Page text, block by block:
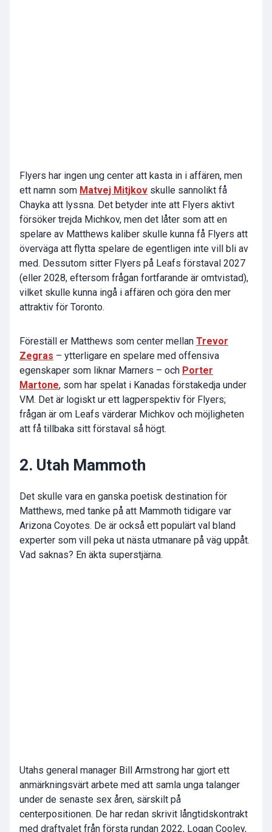
Flyers har ingen ung center att kasta in i affären, men
ett namn som Matvej Mitjkov skulle sannolikt få
Chayka att lyssna. Det betyder inte att Flyers aktivt
försöker trejda Michkov, men det låter som att en
spelare av Matthews kaliber skulle kunna få Flyers att
överväga att flytta spelare de egentligen inte vill bli av
med. Dessutom sitter Flyers på Leafs förstaval 2027
(eller 2028, eftersom frågan fortfarande är omtvistad),
vilket skulle kunna ingå i affären och göra den mer
attraktiv för Toronto.
Föreställ er Matthews som center mellan Trevor
Zegras – ytterligare en spelare med offensiva
egenskaper som liknar Marners – och Porter
Martone, som har spelat i Kanadas förstakedja under
VM. Det är logiskt ur ett lagperspektiv för Flyers;
frågan är om Leafs värderar Michkov och möjligheten
att få tillbaka sitt förstaval så högt.
2. Utah Mammoth
Det skulle vara en ganska poetisk destination för
Matthews, med tanke på att Mammoth tidigare var
Arizona Coyotes. De är också ett populärt val bland
experter som vill peka ut nästa utmanare på väg uppåt.
Vad saknas? En äkta superstjärna.
Utahs general manager Bill Armstrong har gjort ett
anmärkningsvärt arbete med att samla unga talanger
under de senaste sex åren, särskilt på
centerpositionen. De har redan skrivit långtidskontrakt
med draftvalet från första rundan 2022, Logan Cooley,